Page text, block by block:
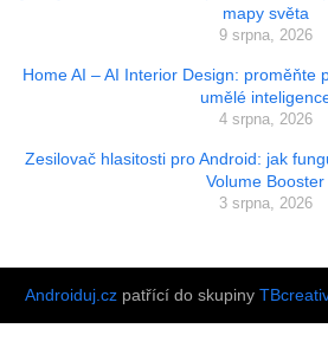
mapy světa
9 srpna, 2026
Home AI – AI Interior Design: proměňte
umělé
4 srpna, 2026
Zesilovač hlasitosti pro Android: jak
Volume Booster
3 srpna, 2026
Androiduj.czpatřící do skupiny